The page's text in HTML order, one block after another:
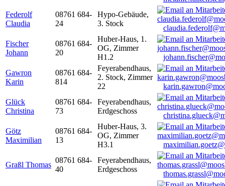
Federolf
Claudia
08761 684-
24
Hypo-Gebäude,
3. Stock
Fischer
Johann
08761 684-
20
Huber-Haus, 1.
OG, Zimmer
H1.2
Gawron
Karin
08761 684-
814
Feyerabendhaus,
2. Stock, Zimmer
22
Glück
Christina
08761 684-
73
Feyerabendhaus,
Erdgeschoss
Götz
Maximilian
08761 684-
13
Huber-Haus, 3.
OG, Zimmer
H3.1
Graßl Thomas
08761 684-
40
Feyerabendhaus,
Erdgeschoss